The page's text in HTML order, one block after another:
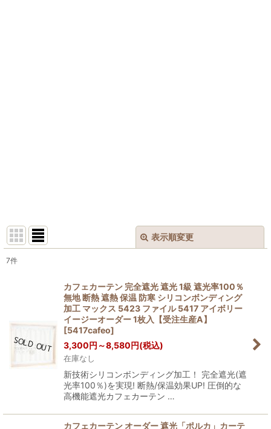
表示順変更
並び順
7件
カフェカーテン 完全遮光 遮光 1級 遮光率100％
無地 断熱 遮熱 保温 防寒 シリコンボンディング
加工 マックス 5423 ファイル 5417 アイボリー
イージーオーダー 1枚入【受注生産A】
[5417cafeo]
3,300円 ～8,580円(税込)
在庫なし
新技術シリコンボンディング加工！ 完全遮光(遮
光率100％)を実現! 断熱/保温効果UP! 圧倒的な
高機能遮光カフェカーテン …
カフェカーテン オーダー 遮光「ポルカ」カーテ